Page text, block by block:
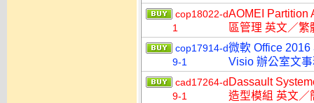
cop18022-d
1
AOMEI Partition
區管理 英文／繁
cop17914-d
9-1
微軟 Office
Visio 辦公室文
cad17264-d
9-1
Dassault
造型模組 英文／